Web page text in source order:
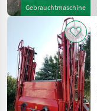
Gebrauchtmaschine